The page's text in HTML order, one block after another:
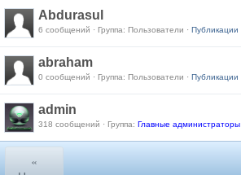
Abdurasul
6 сообщений · Группа: Пользователи · Публикации
abraham
0 сообщений · Группа: Пользователи · Публикации
admin
318 сообщений · Группа: Главные администраторы
«